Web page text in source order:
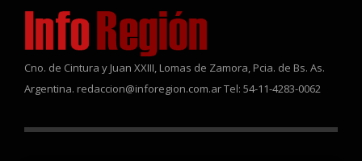
Cno. de Cintura y Juan XXIII, Lomas de Zamora, Pcia. de Bs. As.
Argentina. redaccion@inforegion.com.ar Tel: 54-11-4283-0062